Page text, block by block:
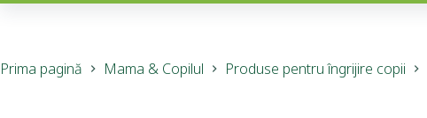
Prima pagină Mama & Copilul Produse pentru îngrijire copii